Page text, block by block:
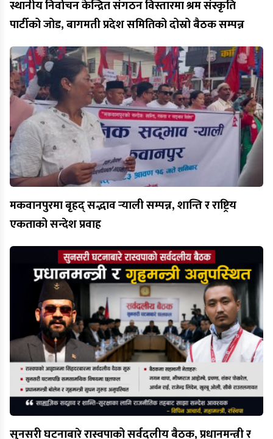
स्थानीय निर्वाचन केन्द्रित संगठन विस्तारमा श्रम संस्कृति
पार्टीको जोड, बागमती प्रदेश समितिको दोस्रो बैठक सम्पन्न
मकवानपुरमा बृहद् सद्भाव र्‍याली सम्पन्न, शान्ति र राष्ट्रिय
एकताको सन्देश प्रवाह
सुनसरी घटनाबारे रास्वपाको सर्वदलीय बैठक, प्रधानमन्त्री र